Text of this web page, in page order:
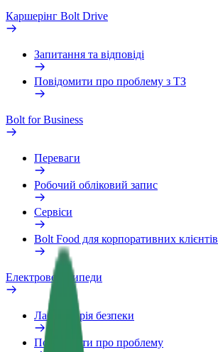
Каршерінг Bolt Drive
Запитання та відповіді
Повідомити про проблему з ТЗ
Bolt for Business
Переваги
Робочий обліковий запис
Сервіси
Bolt Food для корпоративних клієнтів
Електровелосипеди
Лабораторія безпеки
Повідомити про проблему